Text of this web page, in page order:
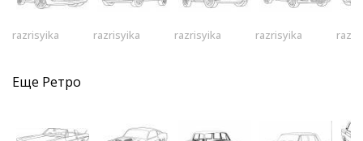
razrisyika razrisyika razrisyika razrisyika
Еще Ретро